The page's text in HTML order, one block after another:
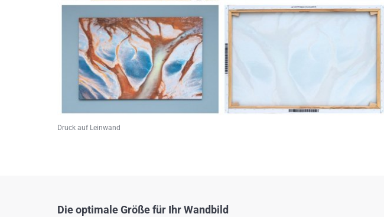
Druck auf Leinwand
Die optimale Größe für Ihr Wandbild